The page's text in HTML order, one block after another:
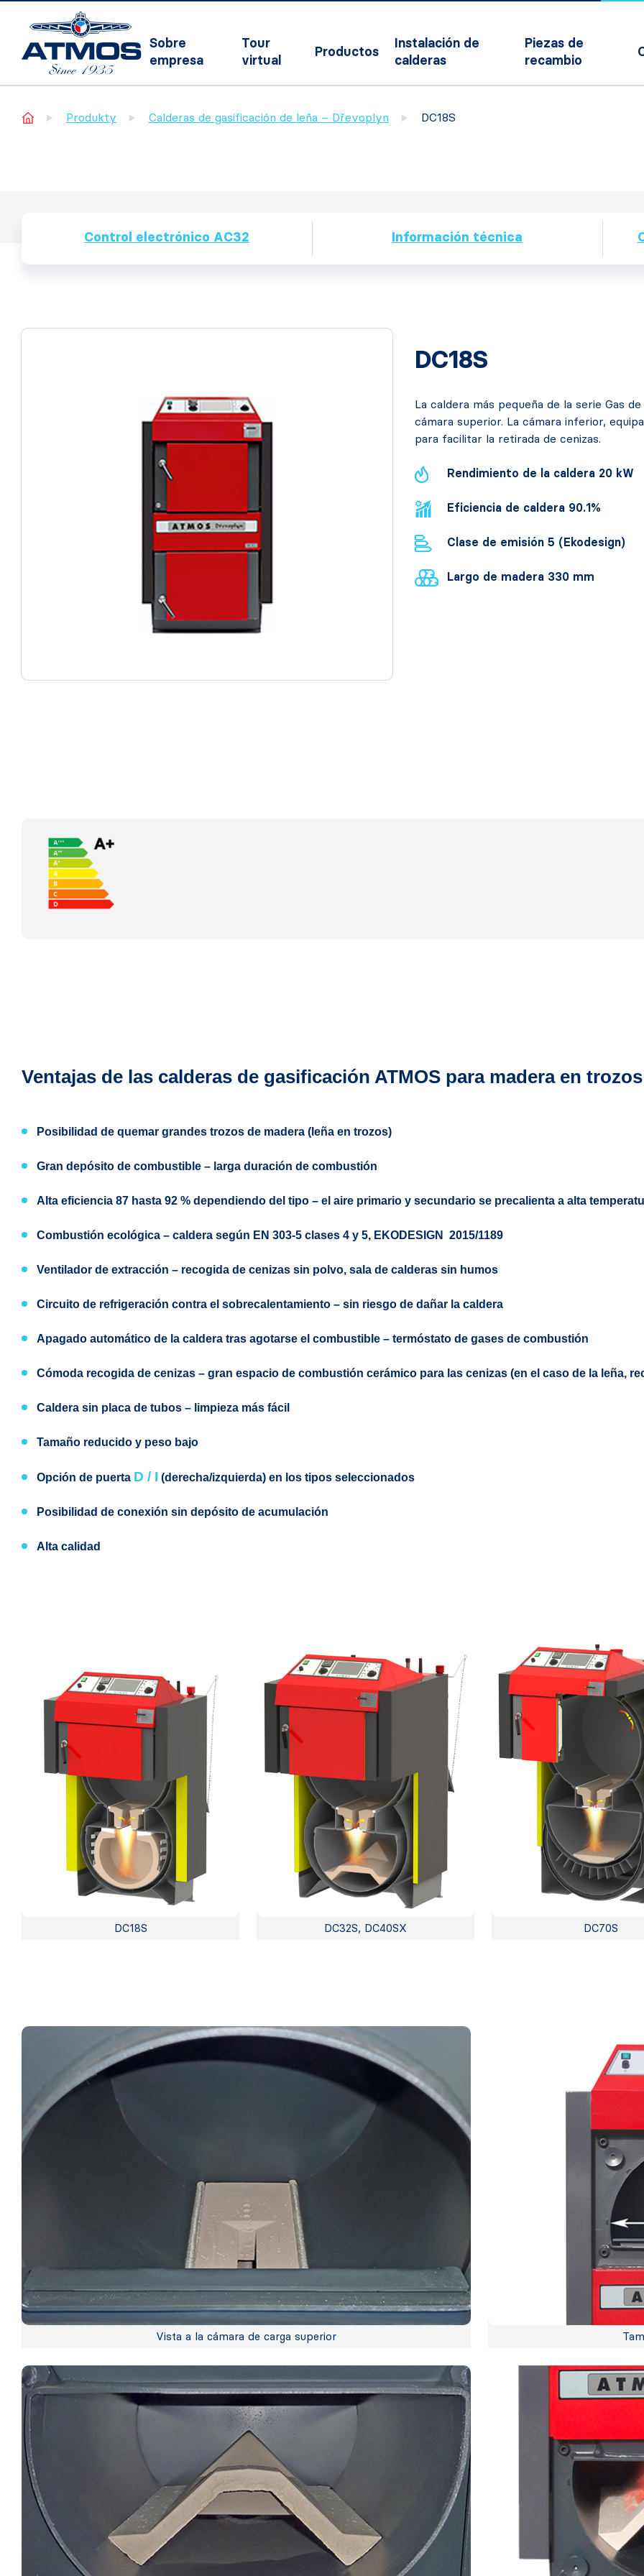
Sobre
empresa
Tour
virtual
Productos
Instalación de
calderas
Piezas de
recambio
Home Produkty Calderas de gasificación de leña – Dřevoplyn DC18S
Control electrónico AC32 Información técnica
DC18S
La caldera más pequeña de la serie Gas
cámara superior. La cámara inferior,
para facilitar la retirada de cenizas.
Rendimiento de la caldera 20 kW
Eficiencia de caldera 90.1%
Clase de emisión 5 (Ekodesign)
Largo de madera 330 mm
Ventajas de las calderas de gasificación ATMOS para madera en trozos
Posibilidad de quemar grandes trozos de madera (leña en trozos)
Gran depósito de combustible – larga duración de combustión
Alta eficiencia 87 hasta 92 % dependiendo del tipo – el aire primario y secundario se precalienta a alta
Combustión ecológica – caldera según EN 303-5 clases 4 y 5, EKODESIGN 2015/1189
Ventilador de extracción – recogida de cenizas sin polvo, sala de calderas sin humos
Circuito de refrigeración contra el sobrecalentamiento – sin riesgo de dañar la caldera
Apagado automático de la caldera tras agotarse el combustible – termóstato de gases de combustión
Cómoda recogida de cenizas – gran espacio de combustión cerámico para las cenizas (en el caso de la leña,
Caldera sin placa de tubos – limpieza más fácil
Tamaño reducido y peso bajo
Opción de puerta D / I (derecha/izquierda) en los tipos seleccionados
Posibilidad de conexión sin depósito de acumulación
Alta calidad
DC18S DC32S, DC40SX DC70S
Vista a la cámara de carga superior